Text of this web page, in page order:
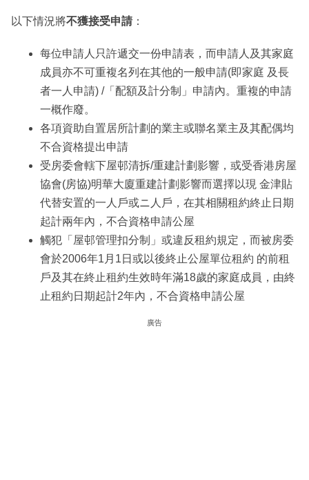
以下情況將不獲接受申請：
每位申請人只許遞交一份申請表，而申請人及其家庭
成員亦不可重複名列在其他的一般申請(即家庭 及長
者一人申請) /「配額及計分制」申請內。重複的申請
一概作廢。
各項資助自置居所計劃的業主或聯名業主及其配偶均
不合資格提出申請
受房委會轄下屋邨清拆/重建計劃影響，或受香港房屋
協會(房協)明華大廈重建計劃影響而選擇以現 金津貼
代替安置的一人戶或ニ人戶，在其相關租約終止日期
起計兩年內，不合資格申請公屋
觸犯「屋邨管理扣分制」或違反租約規定，而被房委
會於2006年1月1日或以後終止公屋單位租約 的前租
戶及其在終止租約生效時年滿18歲的家庭成員，由終
止租約日期起計2年內，不合資格申請公屋
廣告